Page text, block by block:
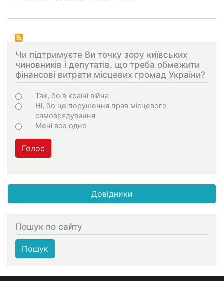
Чи підтримуєте Ви точку зору київських
чиновників і депутатів, що треба обмежити
фінансові витрати місцевих громад України?
Choices
Так, бо в країні війна
Ні, бо це порушення прав місцевого
самоврядування
Мені все одно
Голос
Довідники
Пошук по сайту
Пошук